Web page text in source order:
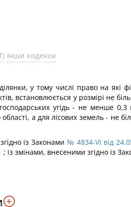
Інши кодекси
у тому числі право на
встановлюється у розмірі не
угідь - не менше
а для лісових земель - не
із Законами № 4834-VI від
; із змінами, внесеними згідно із